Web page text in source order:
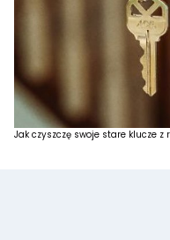
Jak czyszczę swoje stare klucze